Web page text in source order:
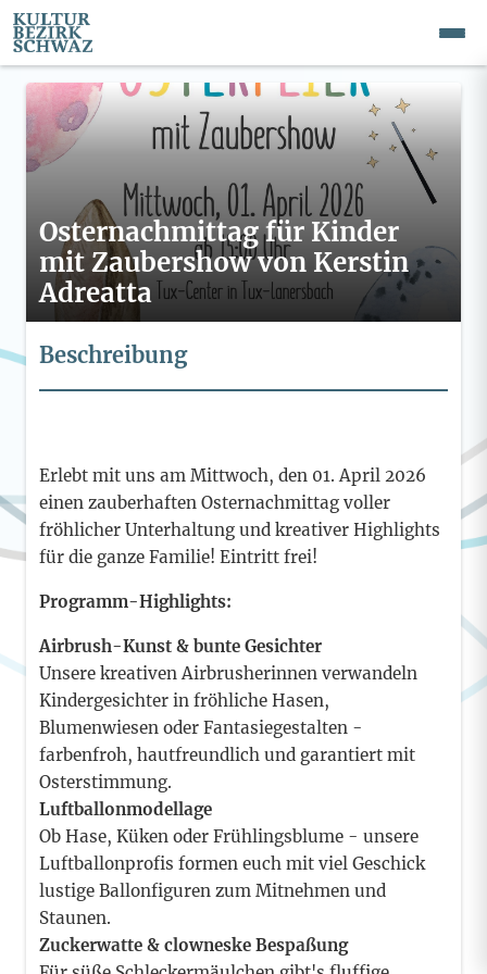
Osternachmittag für Kinder
mit Zaubershow von Kerstin
Adreatta
Beschreibung
Erlebt mit uns am Mittwoch, den 01. April 2026
einen zauberhaften Osternachmittag voller
fröhlicher Unterhaltung und kreativer Highlights
für die ganze Familie! Eintritt frei!
Programm-Highlights:
Airbrush-Kunst & bunte Gesichter
Unsere kreativen Airbrusherinnen verwandeln
Kindergesichter in fröhliche Hasen,
Blumenwiesen oder Fantasiegestalten -
farbenfroh, hautfreundlich und garantiert mit
Osterstimmung.
Luftballonmodellage
Ob Hase, Küken oder Frühlingsblume - unsere
Luftballonprofis formen euch mit viel Geschick
lustige Ballonfiguren zum Mitnehmen und
Staunen.
Zuckerwatte & clowneske Bespaßung